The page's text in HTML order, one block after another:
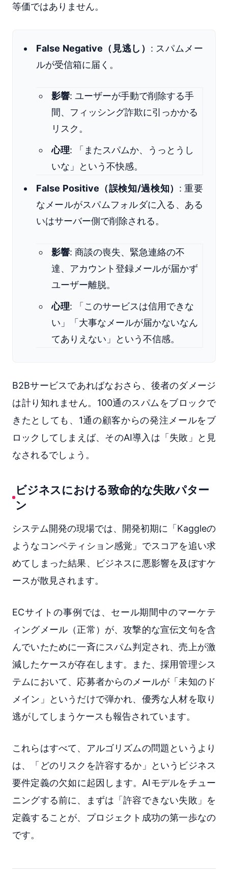
等価ではありません。
False Negative（見逃し） : スパムメー
ルが受信箱に届く。
影響: ユーザーが手動で削除する手
間、フィッシング詐欺に引っかかる
リスク。
心理: 「またスパムか、うっとうし
いな」という不快感。
False Positive（誤検知/過検知） : 重要
なメールがスパムフォルダに入る、ある
いはサーバー側で削除される。
影響: 商談の喪失、緊急連絡の不
達、アカウント登録メールが届かず
ユーザー離脱。
心理: 「このサービスは信用できな
い」「大事なメールが届かないなん
てありえない」という不信感。
B2Bサービスであればなおさら、後者のダメージ
は計り知れません。100通のスパムをブロックで
きたとしても、1通の顧客からの発注メールをブ
ロックしてしまえば、そのAI導入は「失敗」と見
なされるでしょう。
ビジネスにおける致命的な失敗パター
ン
システム開発の現場では、開発初期に「Kaggleの
ようなコンペティション感覚」でスコアを追い求
めてしまった結果、ビジネスに悪影響を及ぼすケ
ースが散見されます。
ECサイトの事例では、セール期間中のマーケテ
ィングメール（正常）が、攻撃的な宣伝文句を含
んでいたために一斉にスパム判定され、売上が激
減したケースが存在します。また、採用管理シス
テムにおいて、応募者からのメールが「未知のド
メイン」というだけで弾かれ、優秀な人材を取り
逃がしてしまうケースも報告されています。
これらはすべて、アルゴリズムの問題というより
は、「どのリスクを許容するか」というビジネス
要件定義の欠如に起因します。AIモデルをチュー
ニングする前に、まずは「許容できない失敗」を
定義することが、プロジェクト成功の第一歩なの
です。